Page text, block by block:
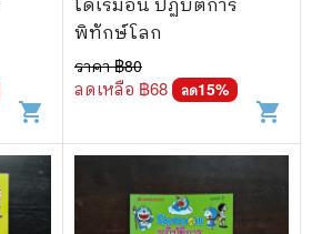
shopping_cart
พิทักษ์โลก
ราคา ฿80
ลดเหลือ ฿68 ลด15%
shopping_cart